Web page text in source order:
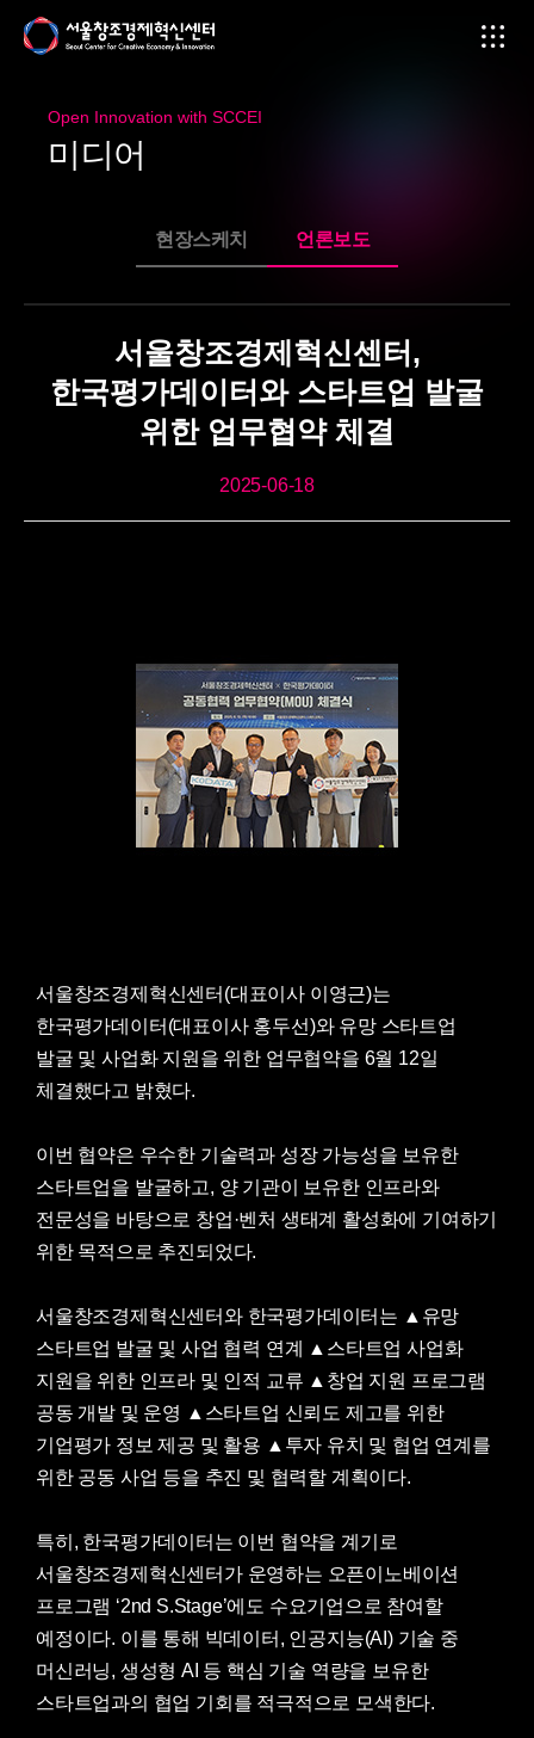
Open Innovation with SCCEI
미 디 어
현장스케치 언론보도
서울창조경제혁신센터,
한국평가데이터와 스타트업 발굴
위한 업무협약 체결
2025-06-18
서울창조경제혁신센터(대표이사 이영근)는
한국평가데이터(대표이사 홍두선)와 유망 스타트업
발굴 및 사업화 지원을 위한 업무협약을 6월 12일
체결했다고 밝혔다.
이번 협약은 우수한 기술력과 성장 가능성을 보유한
스타트업을 발굴하고, 양 기관이 보유한 인프라와
전문성을 바탕으로 창업·벤처 생태계 활성화에 기여하기
위한 목적으로 추진되었다.
서울창조경제혁신센터와 한국평가데이터는 ▲유망
스타트업 발굴 및 사업 협력 연계 ▲스타트업 사업화
지원을 위한 인프라 및 인적 교류 ▲창업 지원 프로그램
공동 개발 및 운영 ▲스타트업 신뢰도 제고를 위한
기업평가 정보 제공 및 활용 ▲투자 유치 및 협업 연계를
위한 공동 사업 등을 추진 및 협력할 계획이다.
특히, 한국평가데이터는 이번 협약을 계기로
서울창조경제혁신센터가 운영하는 오픈이노베이션
프로그램 ‘2nd S.Stage’에도 수요기업으로 참여할
예정이다. 이를 통해 빅데이터, 인공지능(AI) 기술 중
머신러닝, 생성형 AI 등 핵심 기술 역량을 보유한
스타트업과의 협업 기회를 적극적으로 모색한다.